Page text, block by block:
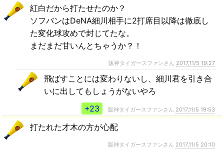
紅白だから打たせたのか？
ソフバンはDeNA細川相手に2打席目以降は徹底し
た変化球攻めで封じてたな。
まだまだ甘いんとちゃうか？！
阪神タイガースファンさん 2017,11/5 19:27
飛ばすことには変わりないし、細川君を引き合
いに出してもしょうがないやろ
+23
阪神タイガースファンさん 2017,11/5 19:53
打たれた才木の方が心配
阪神タイガースファンさん 2017,11/5 20:10